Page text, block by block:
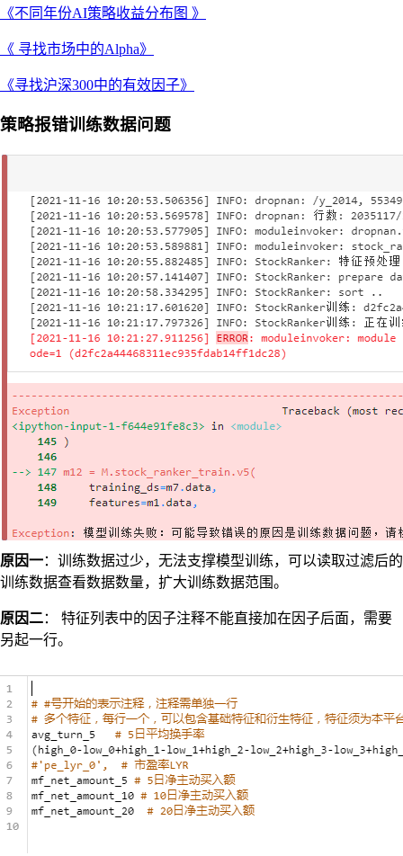
《不同年份AI策略收益分布图 》
《 寻找市场中的Alpha》
《寻找沪深300中的有效因子》
策略报错训练数据问题
原因一：训练数据过少，无法支撑模型训练，可以读取过滤后的
训练数据查看数据数量，扩大训练数据范围。
原因二： 特征列表中的因子注释不能直接加在因子后面，需要
另起一行。